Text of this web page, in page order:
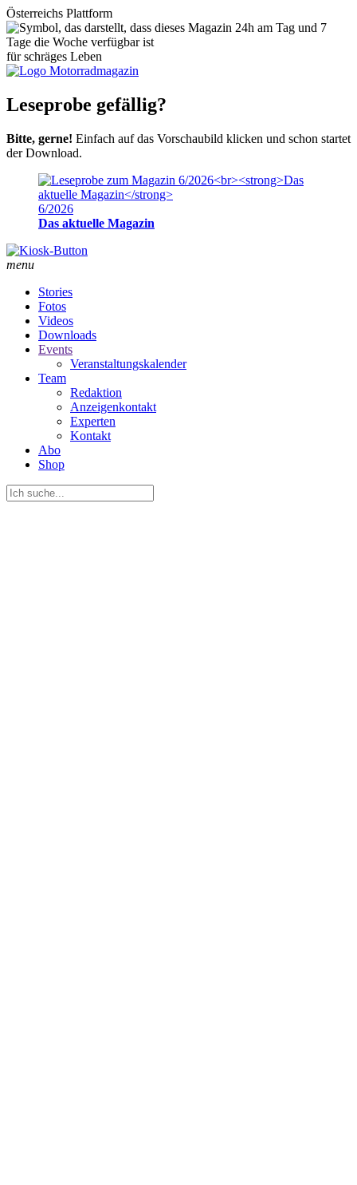
Österreichs Plattform
für schräges Leben
Leseprobe gefällig?
Bitte, gerne! Einfach auf das Vorschaubild klicken und schon startet
der Download.
6/2026
Das aktuelle Magazin
menu
Stories
Fotos
Videos
Downloads
Events
Veranstaltungskalender
Team
Redaktion
Anzeigenkontakt
Experten
Kontakt
Abo
Shop